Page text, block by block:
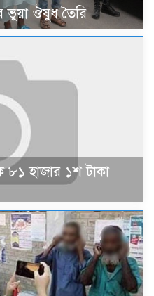
ভুয়া ঔষুধ তৈরি
৮১ হাজার ১শ টাকা